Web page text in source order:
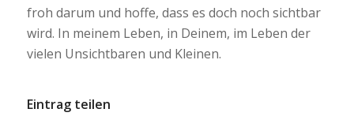
froh darum und hoffe, dass es doch noch sichtbar
wird. In meinem Leben, in Deinem, im Leben der
vielen Unsichtbaren und Kleinen.
Eintrag teilen